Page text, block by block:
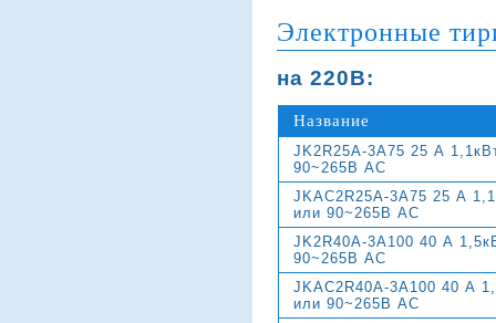
Электронные
на 220В:
Название
JK2R25A-3A75 25 А
90~265В АС
JKAC2R25A-3A75 25 А
или 90~265В АС
JK2R40A-3A100 40 А
90~265В АС
JKAC2R40A-3A100 40 А
или 90~265В АС